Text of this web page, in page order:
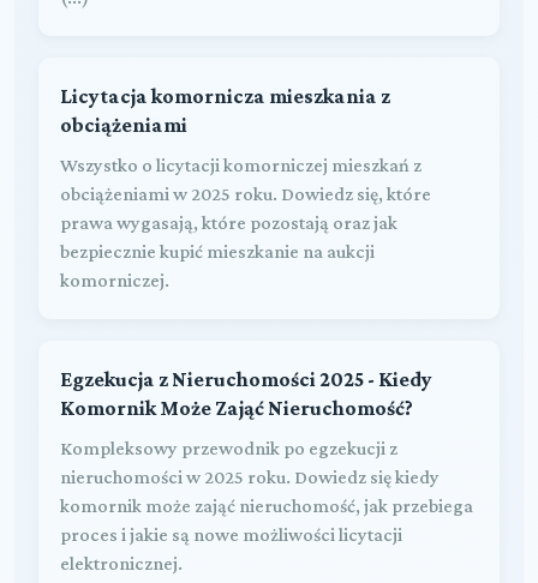
Licytacja komornicza mieszkania z
obciążeniami
Wszystko o licytacji komorniczej mieszkań z
obciążeniami w 2025 roku. Dowiedz się, które
prawa wygasają, które pozostają oraz jak
bezpiecznie kupić mieszkanie na aukcji
komorniczej.
Egzekucja z Nieruchomości 2025 - Kiedy
Komornik Może Zająć Nieruchomość?
Kompleksowy przewodnik po egzekucji z
nieruchomości w 2025 roku. Dowiedz się kiedy
komornik może zająć nieruchomość, jak przebiega
proces i jakie są nowe możliwości licytacji
elektronicznej.